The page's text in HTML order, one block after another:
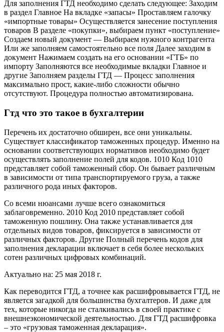
Для заполнения ГТД необходимо сделать следующее: Заходим
в раздел Главное На вкладке «запасы» Проставляем галочку
«импортные товары» Осуществляется занесение поступления
товаров В разделе «покупки», выбираем пункт «поступление»
Создаем новый документ — Выбираем нужного контрагента
Или же заполняем самостоятельно все поля Далее заходим в
документ Нажимаем создать на его основании «ГТБ» по
импорту Заполняются все необходимые вкладки Главное и
другие Заполняем разделы ГТД — Процесс заполнения
максимально прост, какие-либо сложности обычно
отсутствуют. Процедура полностью автоматизирована.
Гтд что это такое в бухгалтерии
Перечень их достаточно обширен, все они уникальны.
Существует классификатор таможенных процедур. Именно на
основании соответствующих нормативов необходимо будет
осуществлять заполнение полей для кодов. 1010 Код 1010
представляет собой таможенный сбор. Он бывает различным
в зависимости от типа транспортируемого груза, а также
различного рода иных факторов.
Со всеми нюансами лучше всего ознакомиться
заблаговременно. 2010 Код 2010 представляет собой
таможенную пошлину. Она также устанавливается для
отдельных видов товаров, фиксируется в зависимости от
различных факторов. Другие Полный перечень кодов для
заполнения декларации включает в себя более нескольких
сотен различных цифровых комбинаций.
Актуально на: 25 мая 2018 г.
Как переводится ГТД, а точнее как расшифровывается ГТД, не
является загадкой для большинства бухгалтеров. И даже для
тех, которые никогда не сталкивались в своей практике с
внешнеэкономической деятельностью. Для ГТД расшифровка
– это «грузовая таможенная декларация».